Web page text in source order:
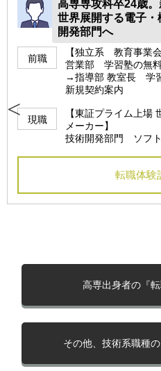
高専卒女性設備技術
を機にガス会社から
前職
【東証プライム上場
設備保全チーム ガ
【東証プライム上場
送配電部門 送配電ネ
高専出身者の『
その他、技術系職種